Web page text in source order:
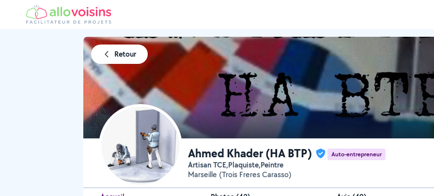
Retour
Ahmed Khader (HA BTP) Auto-entrepreneur
Artisan TCE,Plaquiste,Peintre
Marseille (Trois Freres Carasso)